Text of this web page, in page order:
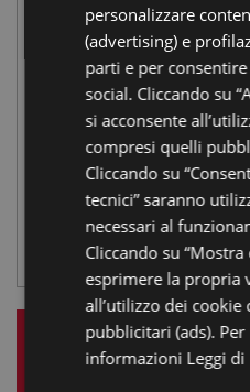
via dei nidi
CENTRO VISITE SALINA DI
LE NOSTRE
personalizzare
(advertising) e
parti e per
social. Cliccando su
si acconsente
compresi quelli
Cliccando su
tecnici” saranno
necessari al
Cliccando su
esprimere la propria
all’utilizzo dei
pubblicitari (ads).
informazioni Leggi